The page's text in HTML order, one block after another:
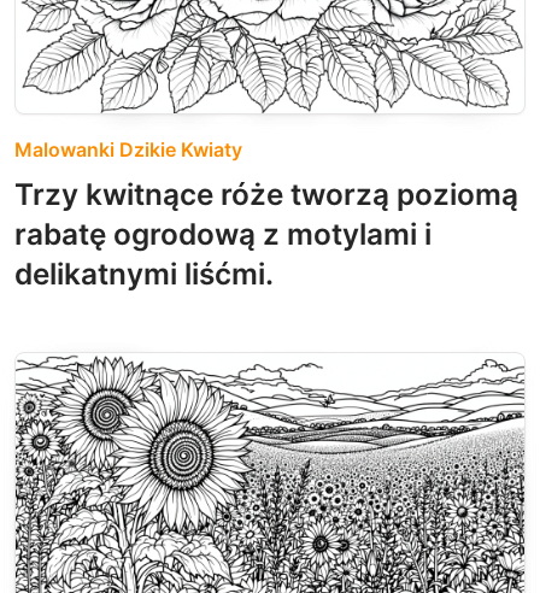
Malowanki Dzikie Kwiaty
Trzy kwitnące róże tworzą poziomą
rabatę ogrodową z motylami i
delikatnymi liśćmi.